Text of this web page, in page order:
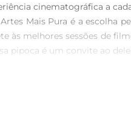
cinematográfica a
Mais Pura é a escolha
às melhores sessões de
pipoca é um convite ao